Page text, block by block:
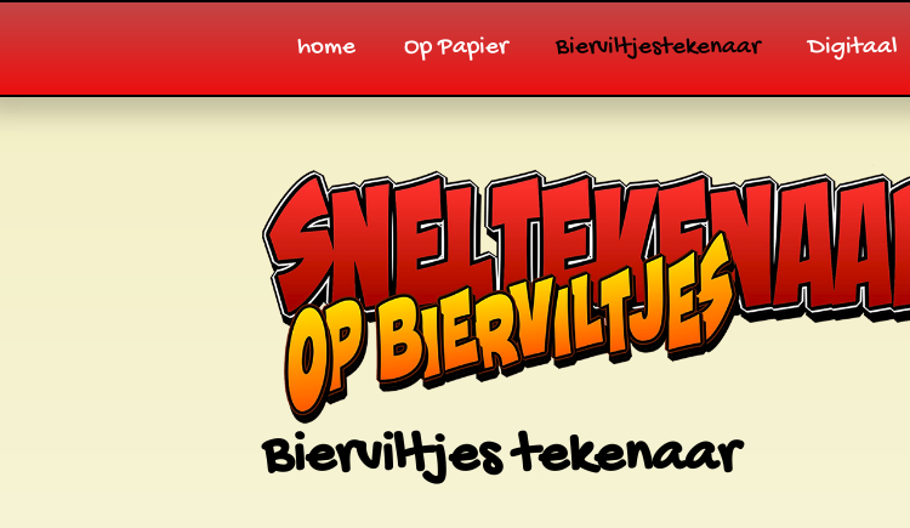
home Op Papier Bierviltjestekenaar Digitaal
Bierviltjes tekenaar